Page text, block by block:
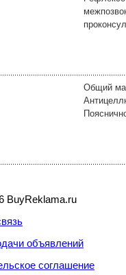
Общий
BuyReklama.ru
объявлений
соглашение